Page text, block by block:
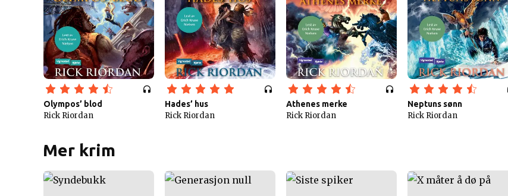
Olympos’ blod
Rick Riordan
Hades’ hus
Rick Riordan
Athenes merke
Rick Riordan
Neptuns sønn
Rick Riordan
Mer krim